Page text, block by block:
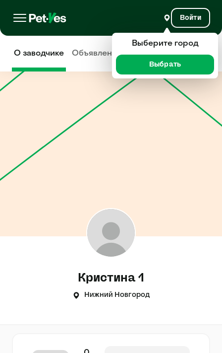
Войти
О заводчике Объявления Отзывы
Кристина 1
Нижний Новгород
Выберите город
Выбрать